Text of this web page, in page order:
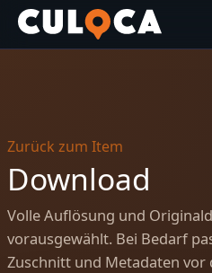
Zurück zum Item
Download
Volle Auflösung und
vorausgewählt. Bei Bedarf
Zuschnitt und Metadaten vor